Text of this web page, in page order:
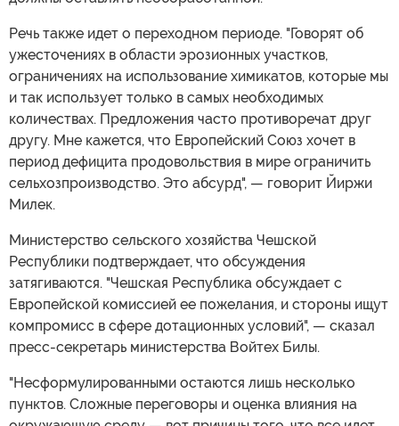
Речь также идет о переходном периоде. "Говорят об
ужесточениях в области эрозионных участков,
ограничениях на использование химикатов, которые мы
и так использует только в самых необходимых
количествах. Предложения часто противоречат друг
другу. Мне кажется, что Европейский Союз хочет в
период дефицита продовольствия в мире ограничить
сельхозпроизводство. Это абсурд", — говорит Йиржи
Милек.
Министерство сельского хозяйства Чешской
Республики подтверждает, что обсуждения
затягиваются. "Чешская Республика обсуждает с
Европейской комиссией ее пожелания, и стороны ищут
компромисс в сфере дотационных условий", — сказал
пресс-секретарь министерства Войтех Билы.
"Несформулированными остаются лишь несколько
пунктов. Сложные переговоры и оценка влияния на